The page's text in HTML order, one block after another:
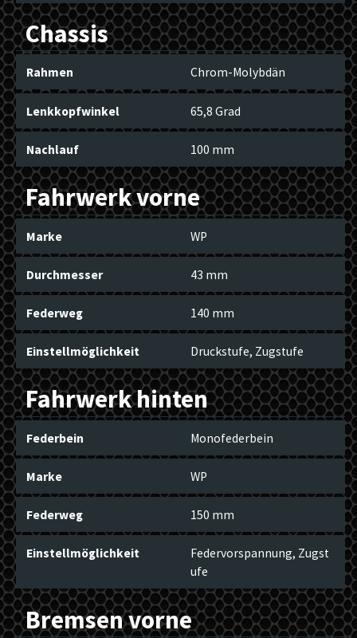
Chassis
Rahmen Chrom-Molybdän
Lenkkopfwinkel 65,8 Grad
Nachlauf 100 mm
Fahrwerk vorne
Marke WP
Durchmesser 43 mm
Federweg 140 mm
Einstellmöglichkeit Druckstufe, Zugstufe
Fahrwerk hinten
Federbein Monofederbein
Marke WP
Federweg 150 mm
Einstellmöglichkeit
Federvorspannung, Zugst
ufe
Bremsen vorne